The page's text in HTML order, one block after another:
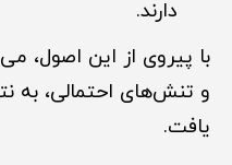
دارند.
با پیروی از این اصول،
و تنش‌های احتمالی،
یافت.